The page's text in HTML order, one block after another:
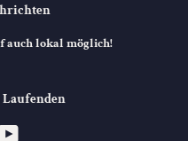
auch lokal möglich!